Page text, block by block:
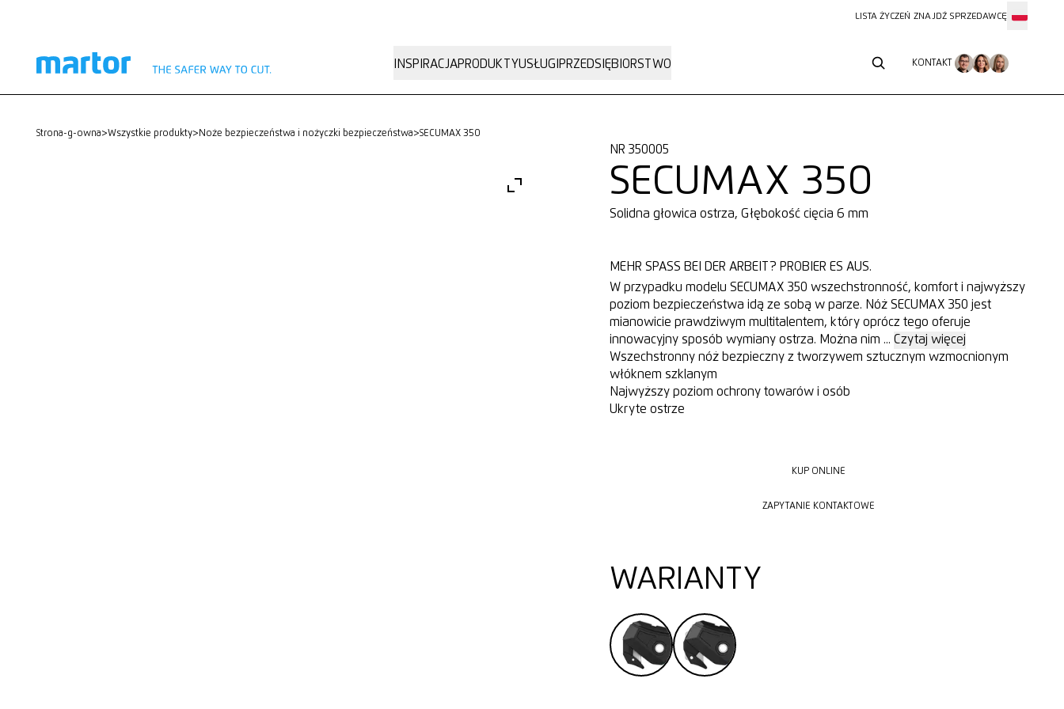
LISTA ŻYCZEŃ ZNAJDŹ SPRZEDAWCĘ
INSPIRACJAPRODUKTYUSŁUGI PRZEDSIĘBIORSTWO KONTAKT
strona-g-owna> Wszystkie produkty> Noże bezpieczeństwa i nożyczki bezpieczeństwa> SECUMAX 350
NR 350005
SECUMAX 350
Solidna głowica ostrza, Głębokość cięcia 6 mm
MEHR SPASS BEI DER ARBEIT? PROBIER ES AUS.
W przypadku modelu SECUMAX 350 wszechstronność, komfort i najwyższy
poziom bezpieczeństwa idą ze sobą w parze. Nóż SECUMAX 350 jest
mianowicie prawdziwym multitalentem, który oprócz tego oferuje
innowacyjny sposób wymiany ostrza. Można nim ...Czytaj więcej
Wszechstronny nóż bezpieczny z tworzywem sztucznym wzmocnionym
włóknem szklanym
Najwyższy poziom ochrony towarów i osób
Ukryte ostrze
KUP ONLINE
ZAPYTANIE KONTAKTOWE
WARIANTY